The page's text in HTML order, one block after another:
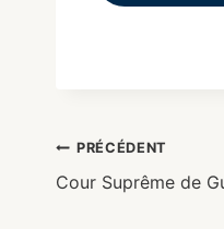
PRÉCÉDENT
Cour Suprême de